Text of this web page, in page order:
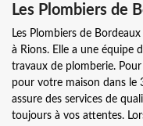
Les Plombiers de
Les Plombiers de
à Rions. Elle a une équipe
travaux de plomberie.
pour votre maison dans le
assure des services de
toujours à vos attentes.